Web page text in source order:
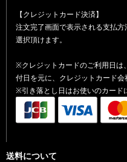
【クレジットカード決済】
注文完了画面で表示される支払
選択頂けます。
※クレジットカードのご利用日は
付日を元に、クレジットカード会
※引き落とし日はお使いのカード
送料について